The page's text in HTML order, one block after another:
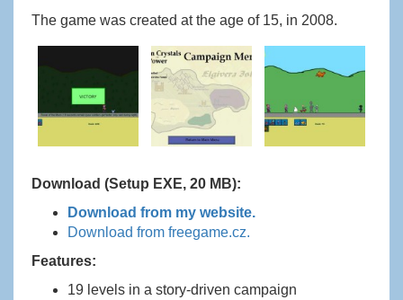
The game was created at the age of 15, in 2008.
Download (Setup EXE, 20 MB):
Download from my website.
Download from freegame.cz.
Features:
19 levels in a story-driven campaign